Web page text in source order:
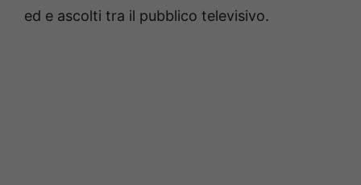
ed e ascolti tra il pubblico televisivo.